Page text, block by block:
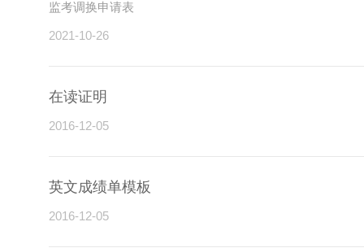
监考调换申请表
2021-10-26
在读证明
2016-12-05
英文成绩单模板
2016-12-05